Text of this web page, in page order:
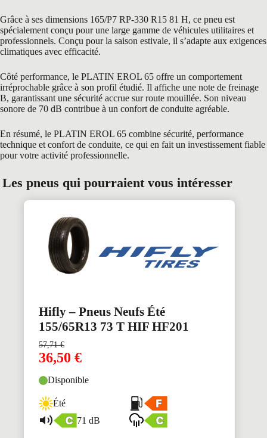
Grâce à ses dimensions 165/P7 RP-330 R15 81 H, ce pneu est
spécialement conçu pour une large gamme de véhicules utilitaires et
professionnels. Conçu pour la saison estivale, il s’adapte aux exigences
climatiques avec efficacité.
Côté performance, le PLATIN EROL 65 offre un comportement
irréprochable grâce à son profil étudié. Il affiche une note de freinage
B, garantissant une sécurité accrue sur route mouillée. Son niveau
sonore de 70 dB contribue à un confort de conduite agréable.
En résumé, le PLATIN EROL 65 combine sécurité, performance
technique et confort de conduite, ce qui en fait un investissement fiable
pour votre activité professionnelle.
Les pneus qui pourraient vous intéresser
Hifly – Pneus Neufs Été
155/65R13 73 T HIF HF201
57,71€
36,50 €
Disponible
Été
71 dB